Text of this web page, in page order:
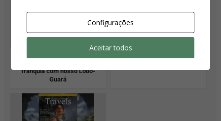
franquia com nosso Lobo-
Guará
Configurações
Aceitar todos